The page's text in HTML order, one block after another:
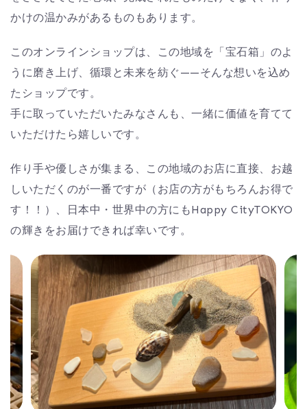
かけの温かみがあるものもあります。
このオンラインショップは、この地域を「宝石箱」のよ
うに磨き上げ、循環と未来を紡ぐ——そんな想いを込め
たショップです。
手に取っていただいたみなさんも、一緒に価値を育てて
いただけたら嬉しいです。
作り手や優しさが集まる、この地域のお店に直接、お越
しいただくのが一番ですが（お店の方がもちろんお得で
す！！）、日本中・世界中の方にもHappy CityTOKYO
の輝きをお届けできれば幸いです。